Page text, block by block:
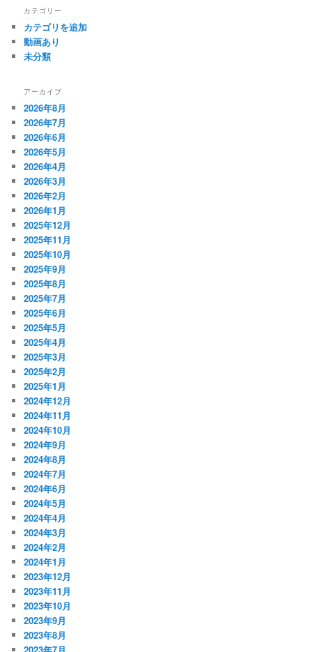
カテゴリー
カテゴリを追加
動画あり
未分類
アーカイブ
2026年8月
2026年7月
2026年6月
2026年5月
2026年4月
2026年3月
2026年2月
2026年1月
2025年12月
2025年11月
2025年10月
2025年9月
2025年8月
2025年7月
2025年6月
2025年5月
2025年4月
2025年3月
2025年2月
2025年1月
2024年12月
2024年11月
2024年10月
2024年9月
2024年8月
2024年7月
2024年6月
2024年5月
2024年4月
2024年3月
2024年2月
2024年1月
2023年12月
2023年11月
2023年10月
2023年9月
2023年8月